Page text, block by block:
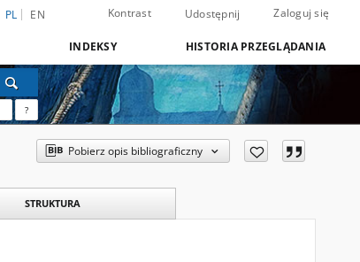
PL EN Kontrast Udostępnij Zaloguj się
INDEKSY HISTORIA PRZEGLĄDANIA
?
Pobierz opis bibliograficzny
STRUKTURA